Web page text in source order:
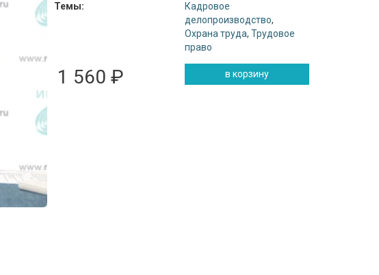
Темы:
Кадровое
делопроизводство,
Охрана труда,Трудовое
право
1 560 ₽